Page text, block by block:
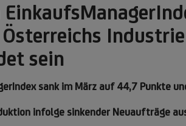
sein
sank im März auf 44,7 Punkte
infolge sinkender Neuaufträge